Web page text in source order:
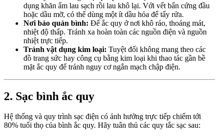
dụng khăn ẩm lau sạch rồi lau khô lại. Với vết bẩn cứng đầu
hoặc dầu mỡ, có thể dùng một ít dầu hỏa để tẩy rửa.
Nơi bảo quản bình: Để ắc quy ở nơi khô ráo, thoáng mát,
nhiệt độ thấp. Tránh xa hoàn toàn các nguồn điện và nguồn
nhiệt trực tiếp.
Tránh vật dụng kim loại: Tuyệt đối không mang theo các
đồ trang sức hay công cụ bằng kim loại khi thao tác gần bề
mặt ắc quy để tránh nguy cơ ngắn mạch chập điện.
2. Sạc bình ắc quy
Hệ thống và quy trình sạc điện có ảnh hưởng trực tiếp chiếm tới
80% tuổi thọ của bình ắc quy. Hãy tuân thủ các quy tắc sạc sau: